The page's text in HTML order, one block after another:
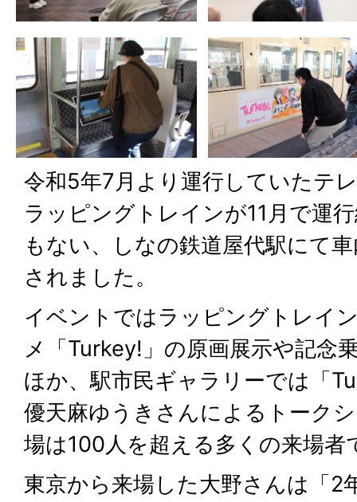
令和5年7月より運行していたテ
ラッピングトレインが11月で運
もない、しなの鉄道屋代駅にて
されました。
イベントではラッピングトレイ
メ「Turkey!」の原画展示や記念
ほか、駅市民ギャラリーでは「
優天麻ゆうきさんによるトーク
場は100人を超える多くの来場者
東京から来場した大野さんは「2